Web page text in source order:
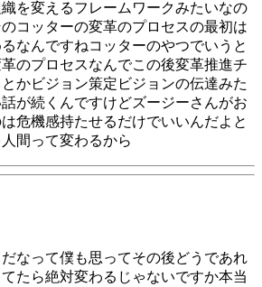
を変えるフレームワークみたいなの
コッターの変革のプロセスの最初は
なんですねコッターのやつでいうと
のプロセスなんでこの後変革推進チ
かビジョン策定ビジョンの伝達みた
が続くんですけどズージーさんがお
危機感持たせるだけでいいんだよと
間って変わるから
なって僕も思ってその後どうであれ
たら絶対変わるじゃないですか本当